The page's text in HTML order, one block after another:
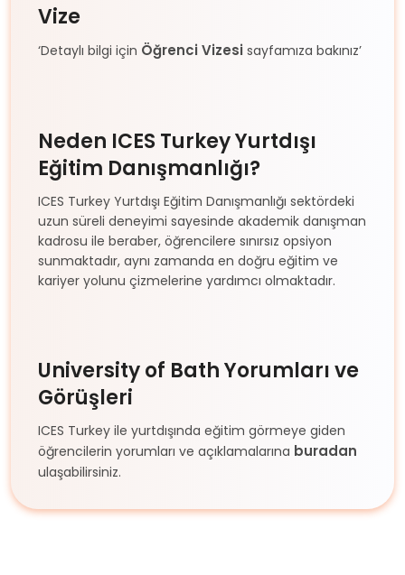
Vize
‘Detaylı bilgi için Öğrenci Vizesi sayfamıza bakınız’
Neden ICES Turkey Yurtdışı
Eğitim Danışmanlığı?
ICES Turkey Yurtdışı Eğitim Danışmanlığı sektördeki
uzun süreli deneyimi sayesinde akademik danışman
kadrosu ile beraber, öğrencilere sınırsız opsiyon
sunmaktadır, aynı zamanda en doğru eğitim ve
kariyer yolunu çizmelerine yardımcı olmaktadır.
University of Bath Yorumları ve
Görüşleri
ICES Turkey ile yurtdışında eğitim görmeye giden
öğrencilerin yorumları ve açıklamalarına buradan
ulaşabilirsiniz.